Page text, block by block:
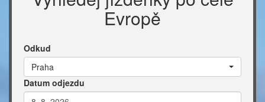
Evropě
Odkud
Praha
Datum odjezdu